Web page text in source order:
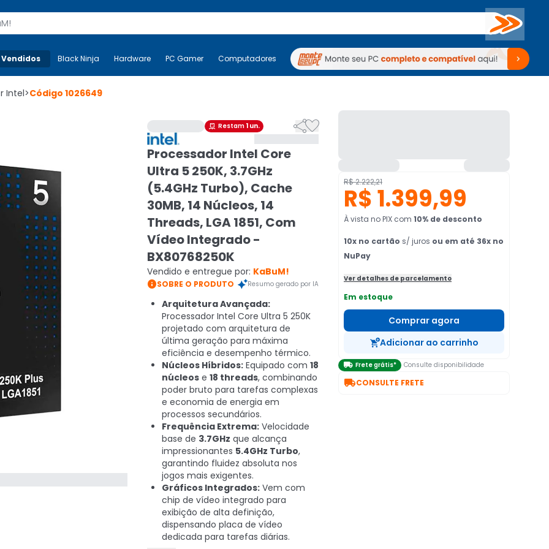
Buscar
Mais-v- Black Ninja Hardware PC Gamer Computadores Periféricos TV Venda no KaBuM!
Black Ninja Hardware PC Gamer Computadores Periféricos TV Venda no KaBuM!
Intel>Código 1026649
 Restam 1 un. 
Processador Intel Core
Ultra 5 250K, 3.7GHz
(5.4GHz Turbo), Cache
30MB, 14 Núcleos, 14
Threads, LGA 1851, Com
Vídeo Integrado -
BX80768250K
Vendido e entregue por: KaBuM!
SOBRE O PRODUTO Resumo gerado por IA
Arquitetura Avançada:
Processador Intel Core Ultra 5 250K
projetado com arquitetura de
última geração para máxima
eficiência e desempenho térmico.
Núcleos Híbridos: Equipado com 18
núcleos e 18 threads, combinando
poder bruto para tarefas complexas
e economia de energia em
processos secundários.
Frequência Extrema: Velocidade
base de 3.7GHz que alcança
impressionantes 5.4GHz Turbo,
garantindo fluidez absoluta nos
jogos mais exigentes.
Gráficos Integrados: Vem com
chip de vídeo integrado para
exibição de alta definição,
dispensando placa de vídeo
dedicada para tarefas diárias.
R$ 2.222,21
R$ 1.399,99
À vista no PIX com 10% de desconto
10x no cartão s/ juros ou em até 36x no
NuPay
Ver detalhes de parcelamento
Em estoque
Comprar agora
Adicionar ao carrinho
 Frete grátis* Consulte disponibilidade
CONSULTE FRETE